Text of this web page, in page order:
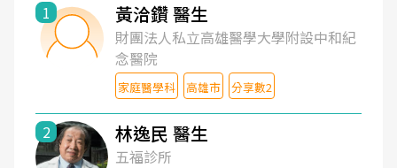
1 黃洽鑽 醫生
財團法人私立高雄醫學大學附設中和紀
念醫院
家庭醫學科 高雄市 分享數2
2 林逸民 醫生
五福診所